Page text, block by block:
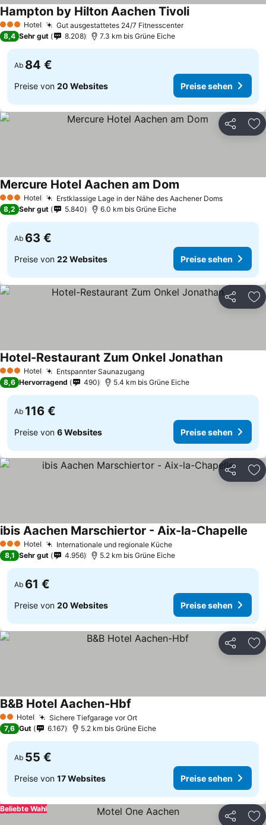
3 SterneHotel Gut ausgestattetes 24/7 Fitnesscenter
Hampton by Hilton Aachen Tivoli
8,4 Sehr gut 8.208 7.3 km bis Grüne Eiche
Ab 84 €
Preise von 20 Websites Preise sehen
Teilen
3 SterneHotel Erstklassige Lage in der Nähe des Aachener Doms
Mercure Hotel Aachen am Dom
8,2 Sehr gut 5.840 6.0 km bis Grüne Eiche
Ab 63 €
Preise von 22 Websites Preise sehen
Teilen
3 SterneHotel Entspannter Saunazugang
Hotel-Restaurant Zum Onkel Jonathan
8,6 Hervorragend 490 5.4 km bis Grüne Eiche
Ab 116 €
Preise von 6 Websites Preise sehen
Teilen
3 SterneHotel Internationale und regionale Küche
ibis Aachen Marschiertor - Aix-la-Chapelle
8,1 Sehr gut 4.956 5.2 km bis Grüne Eiche
Ab 61 €
Preise von 20 Websites Preise sehen
Teilen
2 Sterne
Hotel Sichere Tiefgarage vor Ort
B&B Hotel Aachen-Hbf
7,6 Gut 6.167 5.2 km bis Grüne Eiche
Ab 55 €
Preise von 17 Websites Preise sehen
Teilen
Beliebte Wahl